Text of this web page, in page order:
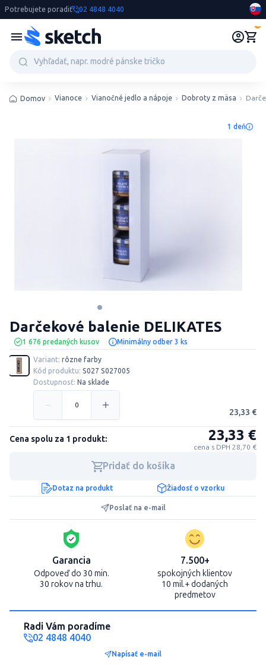
Potrebujete poradiť 02 4848 4040
Domov Vianoce Vianočné jedlo a nápoje Dobroty z mäsa
1 deň
1 676 predaných kusov Minimálny odber 3 ks
Darčekové balenie DELIKATES
Variant: rôzne farby
Kód produktu: S027 S027005
Dostupnosť: Na sklade
23,33 €
Cena spolu za 1 produkt: 23,33 €
cena s DPH 28,70 €
Pridať do košíka
Dotaz na produkt Žiadosť o vzorku
Poslať na e-mail
Garancia
Odpoveď do 30 min.
30 rokov na trhu.
7.500+
spokojných klientov
10 mil.+ dodaných
predmetov
Radi Vám poradíme
02 4848 4040
Napísať e-mail